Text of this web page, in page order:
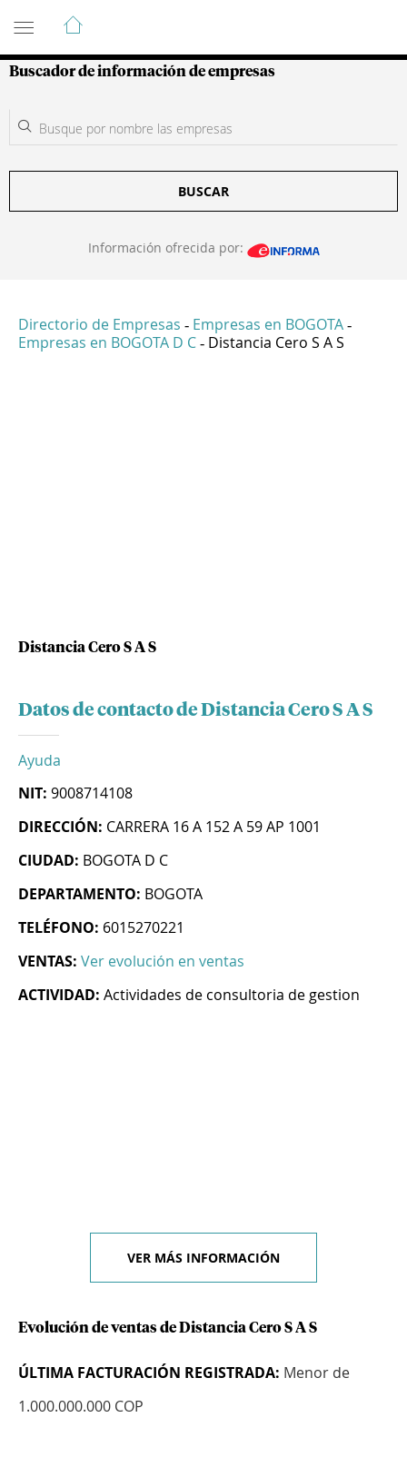
Guía de Empresas Colombianas
Buscador de información de empresas
BUSCAR
Información ofrecida por:
Directorio de Empresas - Empresas en BOGOTA -
Empresas en BOGOTA D C - Distancia Cero S A S
Distancia Cero S A S
Datos de contacto de Distancia Cero S A S
Ayuda
NIT: 9008714108
DIRECCIÓN: CARRERA 16 A 152 A 59 AP 1001
CIUDAD: BOGOTA D C
DEPARTAMENTO: BOGOTA
TELÉFONO: 6015270221
VENTAS: Ver evolución en ventas
ACTIVIDAD: Actividades de consultoria de gestion
VER MÁS INFORMACIÓN
Evolución de ventas de Distancia Cero S A S
ÚLTIMA FACTURACIÓN REGISTRADA: Menor de
1.000.000.000 COP